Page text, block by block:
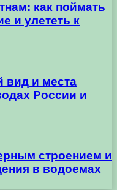
как поймать
и улететь к
вид и места
России и
строением и
в водоемах